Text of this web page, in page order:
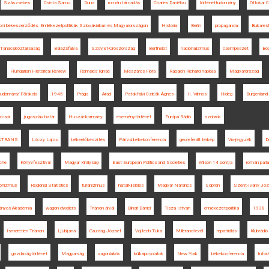
Szászsebes Csinta Samu Duna román támadás Charles Daniélou történettudomány Ottokar
békeszerződés. Emlékezetpolitikák Szlovákiában és Magyarországon História Berlin propaganda Bukarest
Tanácsköztársaság Balázsfalva Szovjet-Oroszország Berthelot nacionalizmus csempészet
Hungarian Historical Review Romsics Ignác Mészáros Flóra Rapaich Richárd naplója Magyarország
Főiskola 1945 Prága Arad Patakfalvi-Czirják Ágnes II. Vilmos Hideg Burgenland
jugoszláv határ Huszár-kormány eseménytörténet Európa Rádió szobrok
Lóczy Lajos békeelőkészítés Párizsi békekonferencia georeferált térkép Vix-jegyzék
Könyvfesztivál Magyar Királyság East European Politics and Societies Wilson 14 pontja román
Regional Statistics turanizmus határkijelölés Magyar Narancs Sopron Szent-Ivány
Akadémia wagon dwellers Trianon árvái Bihari Dániel Tisza István emlékezetpolitika 1938
Ismeretlen Trianon Ljubljana Gazdag József Vojtech Tuka Millerand-levél repatriálás Klubrádió
gazdaságtörténet Magyarság vagonlakók külkapcsolatok New York békekonferencia